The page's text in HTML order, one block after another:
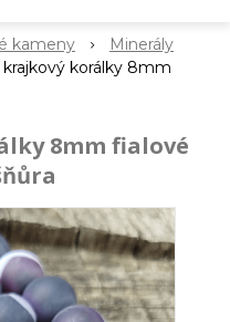
kameny
Minerály
korálky 8mm
8mm fialové